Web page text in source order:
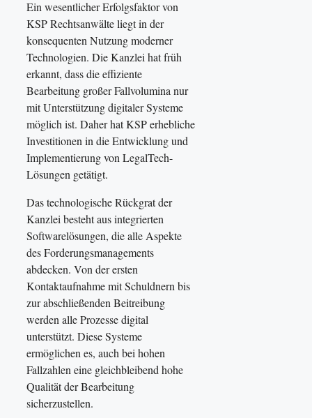
Ein wesentlicher Erfolgsfaktor von
KSP Rechtsanwälte liegt in der
konsequenten Nutzung moderner
Technologien. Die Kanzlei hat früh
erkannt, dass die effiziente
Bearbeitung großer Fallvolumina nur
mit Unterstützung digitaler Systeme
möglich ist. Daher hat KSP erhebliche
Investitionen in die Entwicklung und
Implementierung von LegalTech-
Lösungen getätigt.
Das technologische Rückgrat der
Kanzlei besteht aus integrierten
Softwarelösungen, die alle Aspekte
des Forderungsmanagements
abdecken. Von der ersten
Kontaktaufnahme mit Schuldnern bis
zur abschließenden Beitreibung
werden alle Prozesse digital
unterstützt. Diese Systeme
ermöglichen es, auch bei hohen
Fallzahlen eine gleichbleibend hohe
Qualität der Bearbeitung
sicherzustellen.